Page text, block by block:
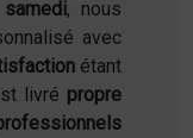
, nous
avec
étant
livré propre